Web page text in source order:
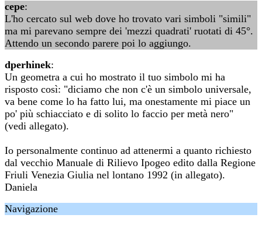
cepe:
L'ho cercato sul web dove ho trovato vari simboli "simili"
ma mi parevano sempre dei 'mezzi quadrati' ruotati di 45°.
Attendo un secondo parere poi lo aggiungo.
dperhinek:
Un geometra a cui ho mostrato il tuo simbolo mi ha
risposto così: "diciamo che non c'è un simbolo universale,
va bene come lo ha fatto lui, ma onestamente mi piace un
po' più schiacciato e di solito lo faccio per metà nero"
(vedi allegato).
Io personalmente continuo ad attenermi a quanto richiesto
dal vecchio Manuale di Rilievo Ipogeo edito dalla Regione
Friuli Venezia Giulia nel lontano 1992 (in allegato).
Daniela
Navigazione